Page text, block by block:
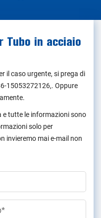
Tubo in acciaio
il caso urgente, si prega di
15053272126,. Oppure
tutte le informazioni sono
solo per
invieremo mai e-mail non